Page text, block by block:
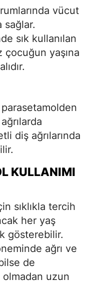
vücut
sağlar.
sık kullanılan
yaşına
diş ağrılarında
KULLANIMI
sıklıkla tercih
her yaş
gösterebilir.
ağrı ve
de
uzun